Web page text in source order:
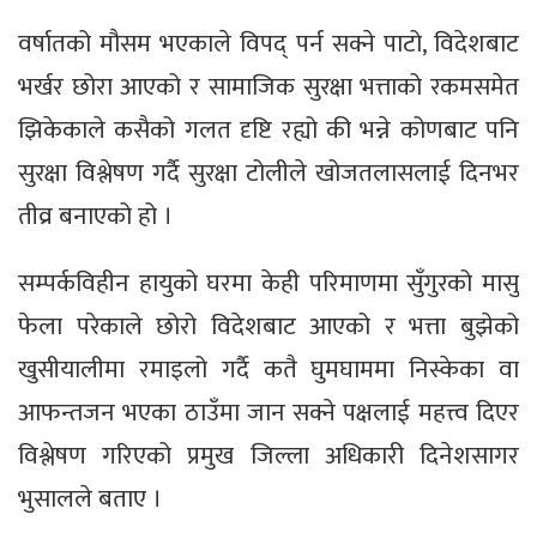
वर्षातको मौसम भएकाले विपद् पर्न सक्ने पाटो, विदेशबाट
भर्खर छोरा आएको र सामाजिक सुरक्षा भत्ताको रकमसमेत
झिकेकाले कसैको गलत दृष्टि रह्यो की भन्ने कोणबाट पनि
सुरक्षा विश्लेषण गर्दै सुरक्षा टोलीले खोजतलासलाई दिनभर
तीव्र बनाएको हो ।
सम्पर्कविहीन हायुको घरमा केही परिमाणमा सुँगुरको मासु
फेला परेकाले छोरो विदेशबाट आएको र भत्ता बुझेको
खुसीयालीमा रमाइलो गर्दै कतै घुमघाममा निस्केका वा
आफन्तजन भएका ठाउँमा जान सक्ने पक्षलाई महत्त्व दिएर
विश्लेषण गरिएको प्रमुख जिल्ला अधिकारी दिनेशसागर
भुसालले बताए ।